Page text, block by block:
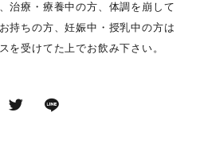
治療・療養中の方、体調を崩して
持ちの方、妊娠中・授乳中の方は
を受けてた上でお飲み下さい。